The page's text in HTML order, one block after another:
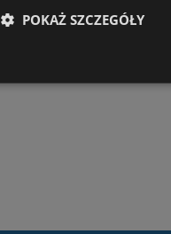
POKAŻ SZCZEGÓŁY